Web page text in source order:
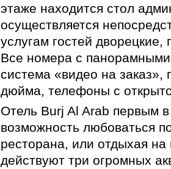
этаже находится стол
осуществляется
услугам гостей
Все номера с панорамными
система «видео на
дюйма, телефоны с
Отель Burj Al Arab первым
возможность любоваться
ресторана, или отдыхая
действуют три огромных